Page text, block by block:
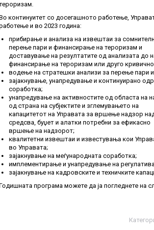
континуитет со досегашното работење,
и во 2023 година:
прибирање и анализа на извештаи за
перење пари и финансирање на тероризам и
доставување на резултатите од анализата до
финансирање на тероризам или друго
водење на стратешки анализи за перење пари
зајакнување, унапредување и континуирано
соработка;
унапредување на активностите од областа на
од страна на субјектите и зглемувањето на
капацитетот на Управата за вршeње надзор
средсва, буџет и алатки потребни за ефикасно
вршење на надзорот;
квалитетни извештаи и известувања кои
во Управата;
зајакнување на меѓународната соработка;
имплементирање и унапредување на
зајакнување на кадровските и техничките
програма можете да ја погледнете на